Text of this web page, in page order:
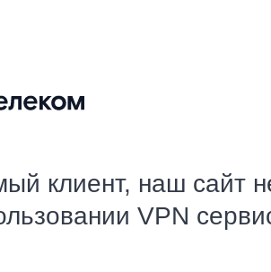
клиент, наш сайт
VPN